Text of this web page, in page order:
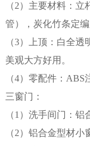
（2）主要材料：
管），炭化竹条定
（3）上顶：白全
美观大方好用。
（4）零配件：ABS
三窗门：
（1）洗手间门：铝
（2）铝合金型材小